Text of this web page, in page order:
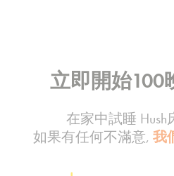
立即開始100
在家中試睡 Hush
如果有任何不滿意, 我